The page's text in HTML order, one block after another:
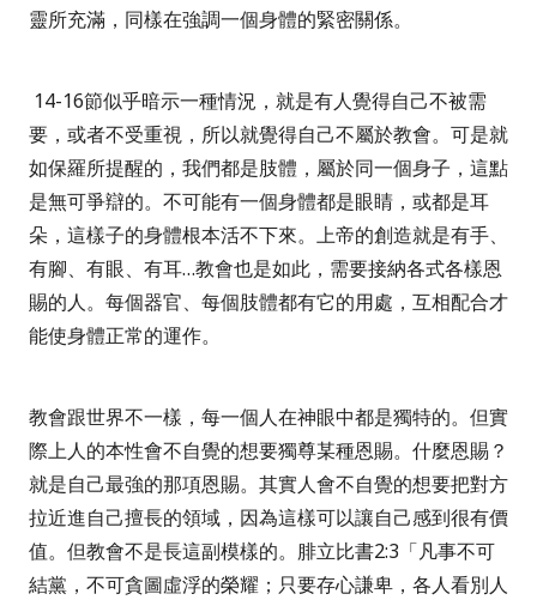
靈所充滿，同樣在強調一個身體的緊密關係。
14-16節似乎暗示一種情況，就是有人覺得自己不被需
要，或者不受重視，所以就覺得自己不屬於教會。可是就
如保羅所提醒的，我們都是肢體，屬於同一個身子，這點
是無可爭辯的。不可能有一個身體都是眼睛，或都是耳
朵，這樣子的身體根本活不下來。上帝的創造就是有手、
有腳、有眼、有耳…教會也是如此，需要接納各式各樣恩
賜的人。每個器官、每個肢體都有它的用處，互相配合才
能使身體正常的運作。
教會跟世界不一樣，每一個人在神眼中都是獨特的。但實
際上人的本性會不自覺的想要獨尊某種恩賜。什麼恩賜？
就是自己最強的那項恩賜。其實人會不自覺的想要把對方
拉近進自己擅長的領域，因為這樣可以讓自己感到很有價
值。但教會不是長這副模樣的。 腓立比書2:3 「凡事不可
結黨，不可貪圖虛浮的榮耀；只要存心謙卑，各人看別人